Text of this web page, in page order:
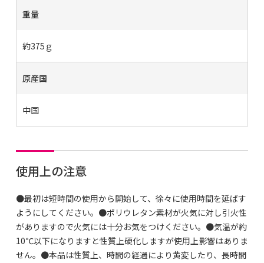
重量
約375ｇ
原産国
中国
使用上の注意
●最初は短時間の使用から開始して、徐々に使用時間を延ばす
ようにしてください。●ポリウレタン素材が火気に対し引火性
がありますので火気には十分お気をつけください。●気温が約
10℃以下になりますと性質上硬化しますが使用上影響はありま
せん。●本品は性質上、時間の経過により黄変したり、長時間